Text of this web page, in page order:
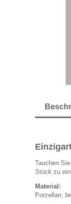
Tauchen
Stück zu
Material:
Porzellan,